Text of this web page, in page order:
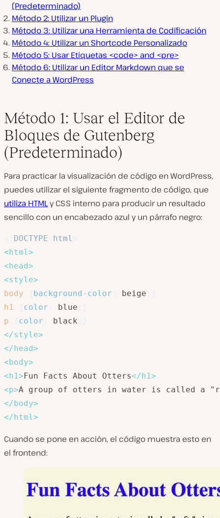
(Predeterminado)
Método 2: Utilizar un Plugin
Método 3: Utilizar una Herramienta de Codificación
Método 4: Utilizar un Shortcode Personalizado
Método 5: Usar Etiquetas <code> and <pre>
Método 6: Utilizar un Editor Markdown que se
Conecte a WordPress
Método 1: Usar el Editor de
Bloques de Gutenberg
(Predeterminado)
Para practicar la visualización de código en WordPress,
puedes utilizar el siguiente fragmento de código, que
utiliza HTMLy CSS interno para producir un resultado
sencillo con un encabezado azul y un párrafo negro:
DOCTYPE html
< html>
< head>
<style>
body
background-color beige
h1
color blue
p
color black
</style>
</ head>
< body>
< h1> Fun Facts About Otters</ h1>
<p>A group of otters in water is called a
</ body>
</ html>
Cuando se pone en acción, el código muestra esto en
el frontend: